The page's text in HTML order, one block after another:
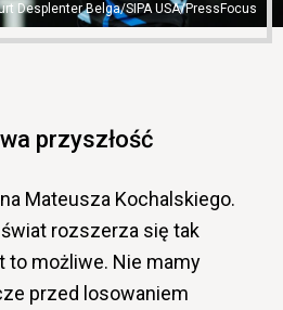
Desplenter Belga/SIPA USA/PressFocus
przyszłość
Mateusza Kochalskiego.
rozszerza się tak
to możliwe. Nie mamy
przed losowaniem